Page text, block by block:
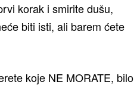
korak i smirite dušu,
biti isti, ali barem ćete
koje NE MORATE, bilo